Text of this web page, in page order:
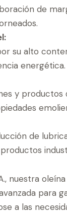
de
su alto
energética.
y productos
de
nuestra
para
a las